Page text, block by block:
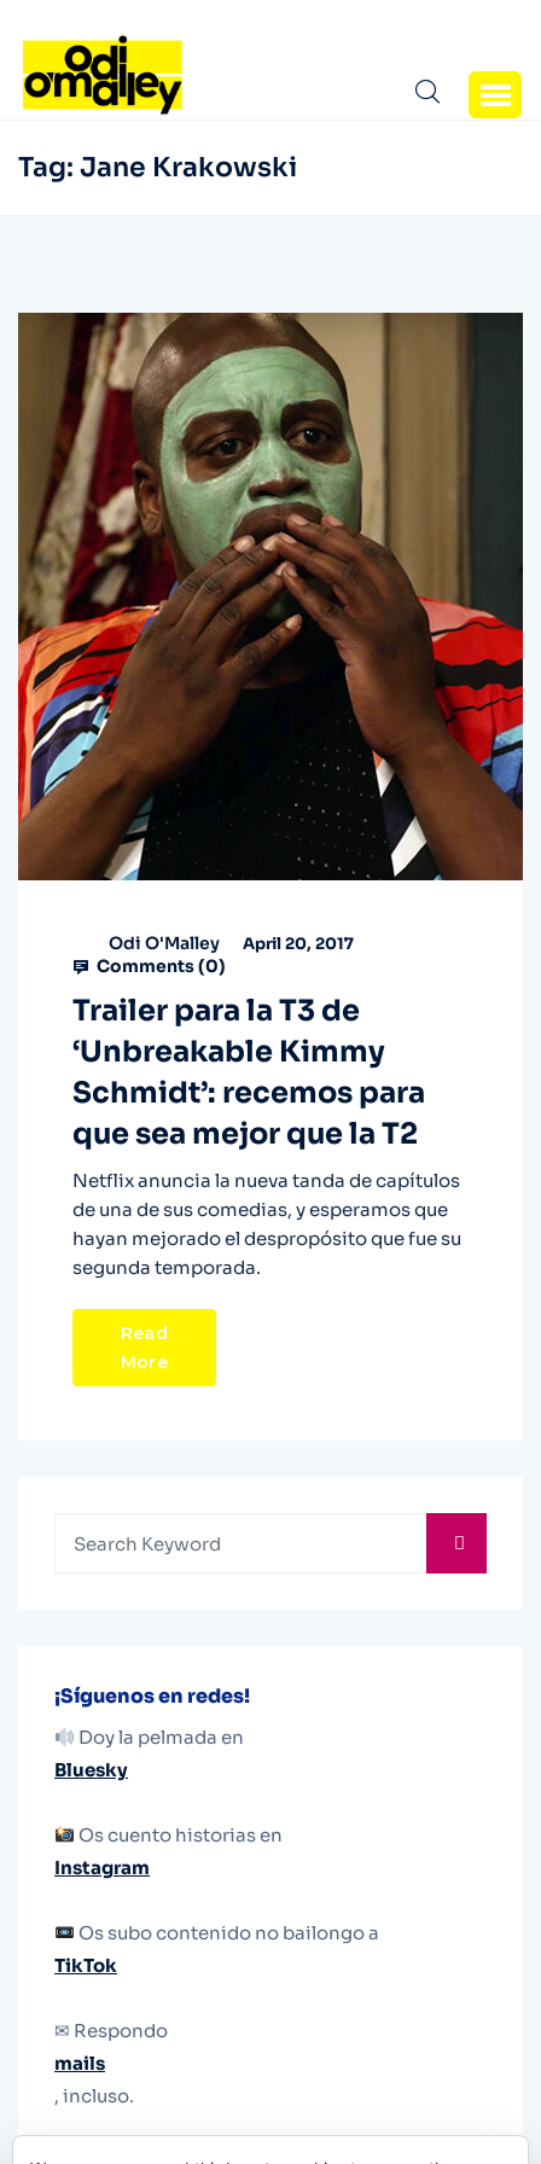
Tag: Jane Krakowski
Odi O'Malley April 20, 2017
Comments (0)
Trailer para la T3 de
‘Unbreakable Kimmy
Schmidt’: recemos para
que sea mejor que la T2
Netflix anuncia la nueva tanda de capítulos
de una de sus comedias, y esperamos que
hayan mejorado el despropósito que fue su
segunda temporada.
Read
More
¡Síguenos en redes!
Doy la pelmada en
Bluesky
Os cuento historias en
Instagram
Os subo contenido no bailongo a
TikTok
✉ Respondo
mails
, incluso.